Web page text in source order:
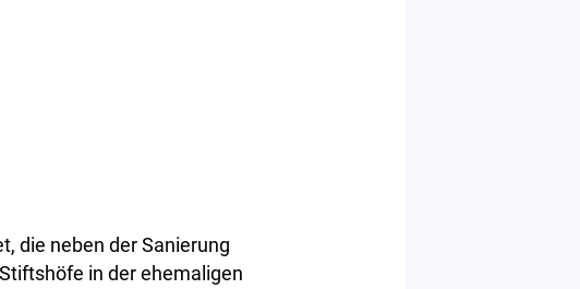
die neben der Sanierung
in der ehemaligen